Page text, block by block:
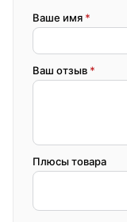
Ваше имя *
Ваш отзыв *
Плюсы товара